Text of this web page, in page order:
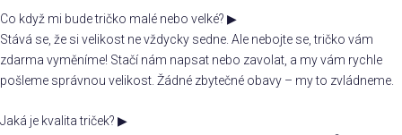
Co když mi bude tričko malé nebo velké? ▶
Stává se, že si velikost ne vždycky sedne. Ale nebojte se, tričko vám
zdarma vyměníme! Stačí nám napsat nebo zavolat, a my vám rychle
pošleme správnou velikost. Žádné zbytečné obavy – my to zvládneme.
Jaká je kvalita triček? ▶